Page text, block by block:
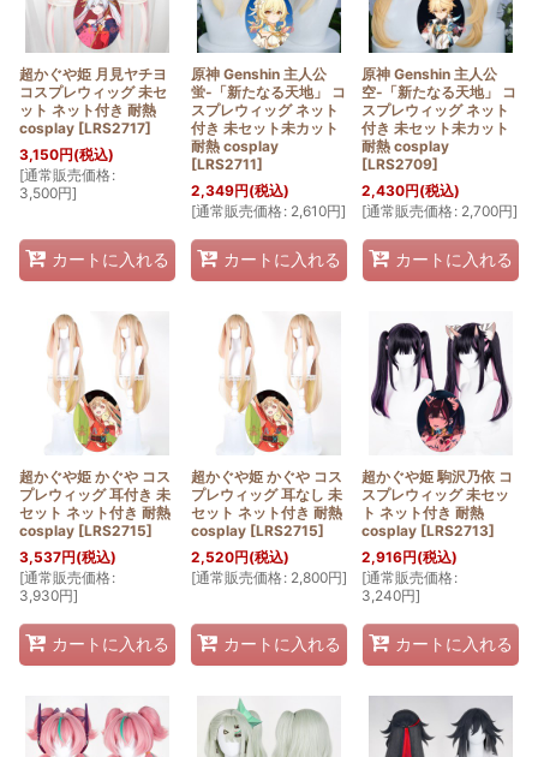
超かぐや姫 月見ヤチヨ
コスプレウィッグ 未セ
ット ネット付き 耐熱
cosplay [LRS2717]
3,150円(税込)
[通常販売価格:
3,500円]
カートに入れる
原神 Genshin 主人公
蛍-「新たなる天地」 コ
スプレウィッグ ネット
付き 未セット未カット
耐熱 cosplay
[LRS2711]
2,349円(税込)
[通常販売価格: 2,610円]
カートに入れる
原神 Genshin 主人公
空-「新たなる天地」 コ
スプレウィッグ ネット
付き 未セット未カット
耐熱 cosplay
[LRS2709]
2,430円(税込)
[通常販売価格: 2,700円]
カートに入れる
超かぐや姫 かぐや コス
プレウィッグ 耳付き 未
セット ネット付き 耐熱
cosplay [LRS2715]
3,537円(税込)
[通常販売価格:
3,930円]
カートに入れる
超かぐや姫 かぐや コス
プレウィッグ 耳なし 未
セット ネット付き 耐熱
cosplay [LRS2715]
2,520円(税込)
[通常販売価格: 2,800円]
カートに入れる
超かぐや姫 駒沢乃依 コ
スプレウィッグ 未セッ
ト ネット付き 耐熱
cosplay [LRS2713]
2,916円(税込)
[通常販売価格:
3,240円]
カートに入れる